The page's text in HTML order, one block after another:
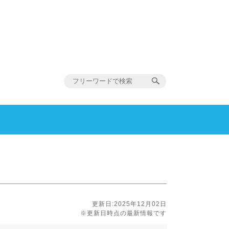
更新日:2025年12月02日
※更新日時点の最新情報です